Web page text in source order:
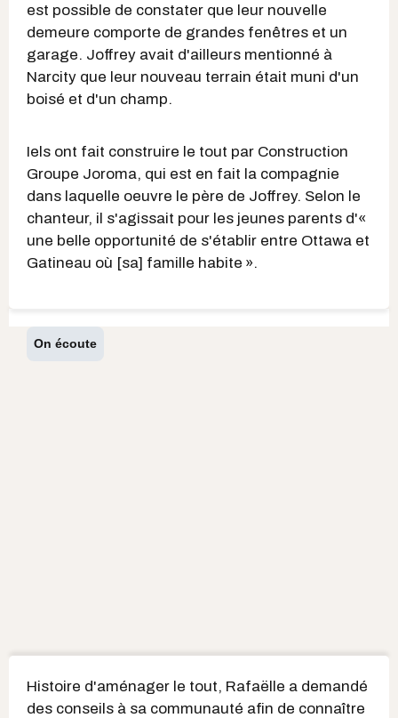
est possible de constater que leur nouvelle
demeure comporte de grandes fenêtres et un
garage. Joffrey avait d'ailleurs mentionné à
Narcity que leur nouveau terrain était muni d'un
boisé et d'un champ.
Iels ont fait construire le tout par Construction
Groupe Joroma, qui est en fait la compagnie
dans laquelle oeuvre le père de Joffrey. Selon le
chanteur, il s'agissait pour les jeunes parents d'«
une belle opportunité de s'établir entre Ottawa et
Gatineau où [sa] famille habite ».
On écoute
Histoire d'aménager le tout, Rafaëlle a demandé
des conseils à sa communauté afin de connaître